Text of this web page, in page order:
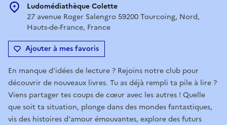
Ludomédiathèque Colette
27 avenue Roger Salengro 59200 Tourcoing, Nord,
Hauts-de-France, France
Ajouter à mes favoris
En manque d'idées de lecture ? Rejoins notre club pour
découvrir de nouveaux livres. Tu as déjà rempli ta pile à lire ?
Viens partager tes coups de cœur avec les autres ! Quelle
que soit ta situation, plonge dans des mondes fantastiques,
vis des histoires d'amour émouvantes, explore des futurs